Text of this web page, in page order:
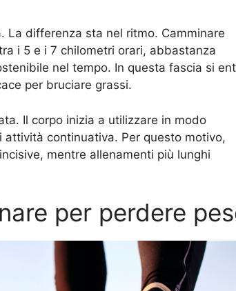
La differenza sta nel ritmo. Camminare
i 5 e i 7 chilometri orari, abbastanza
nel tempo. In questa fascia si
per bruciare grassi.
Il corpo inizia a utilizzare in modo
continuativa. Per questo motivo,
mentre allenamenti più lunghi
per perdere